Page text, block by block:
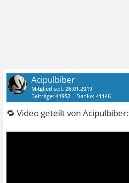
Acipulbiber
Mitglied seit:26.01.2019
Beiträge:41952 Danke:41146
🔁 Video geteilt von Acipulbiber: